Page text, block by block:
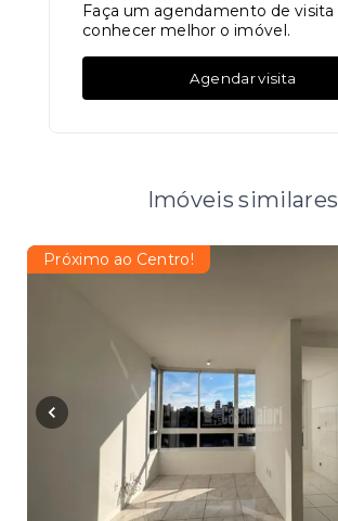
Faça um agendamento de visita
conhecer melhor o imóvel.
Agendar visita
Imóveis similares
Próximo ao Centro!